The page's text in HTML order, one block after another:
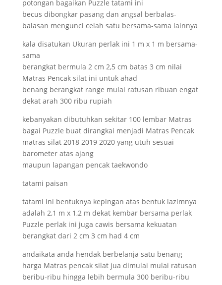
potongan bagaikan Puzzle tatami ini
becus dibongkar pasang dan angsal berbalas-
balasan mengunci celah satu bersama-sama lainnya
kala disatukan Ukuran perlak ini 1 m x 1 m bersama-
sama
berangkat bermula 2 cm 2,5 cm batas 3 cm nilai
Matras Pencak silat ini untuk ahad
benang berangkat range mulai ratusan ribuan engat
dekat arah 300 ribu rupiah
kebanyakan dibutuhkan sekitar 100 lembar Matras
bagai Puzzle buat dirangkai menjadi Matras Pencak
matras silat 2018 2019 2020 yang utuh sesuai
barometer atas ajang
maupun lapangan pencak taekwondo
tatami paisan
tatami ini bentuknya kepingan atas bentuk lazimnya
adalah 2,1 m x 1,2 m dekat kembar bersama perlak
Puzzle perlak ini juga cawis bersama kekuatan
berangkat dari 2 cm 3 cm had 4 cm
andaikata anda hendak berbelanja satu benang
harga Matras pencak silat jua dimulai mulai ratusan
beribu-ribu hingga lebih bermula 300 beribu-ribu